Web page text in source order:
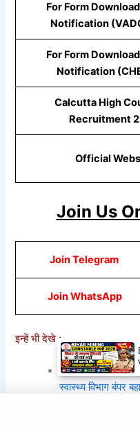
For Form
Notification
For Form
Notification
Calcutta High
Recruitment
Official
Join Us
Join Telegram
Join WhatsApp
इन्हें भी देखे :-
Bihar Health
स्वास्थ्य विभाग बंपर